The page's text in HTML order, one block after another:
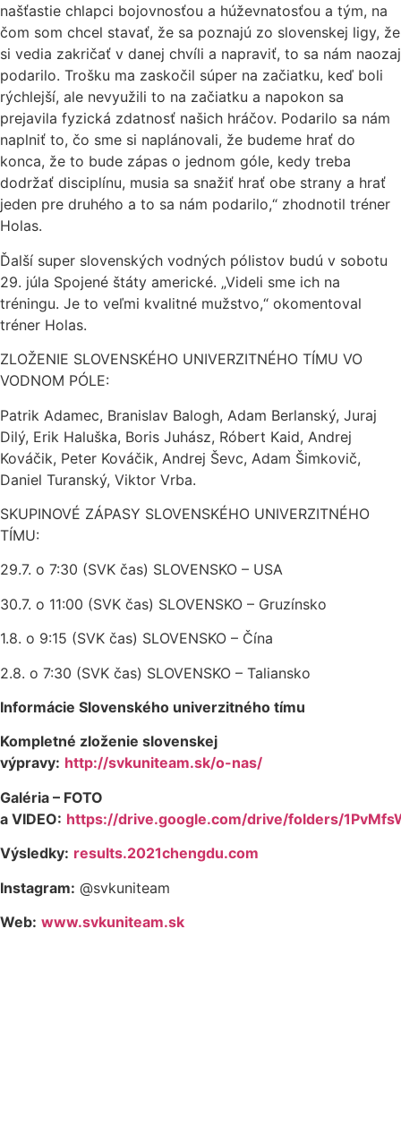
našťastie chlapci bojovnosťou a húževnatosťou a tým, na
čom som chcel stavať, že sa poznajú zo slovenskej ligy, že
si vedia zakričať v danej chvíli a napraviť, to sa nám naozaj
podarilo. Trošku ma zaskočil súper na začiatku, keď boli
rýchlejší, ale nevyužili to na začiatku a napokon sa
prejavila fyzická zdatnosť našich hráčov. Podarilo sa nám
naplniť to, čo sme si naplánovali, že budeme hrať do
konca, že to bude zápas o jednom góle, kedy treba
dodržať disciplínu, musia sa snažiť hrať obe strany a hrať
jeden pre druhého a to sa nám podarilo,“ zhodnotil tréner
Holas.
Ďalší super slovenských vodných pólistov budú v sobotu
29. júla Spojené štáty americké. „Videli sme ich na
tréningu. Je to veľmi kvalitné mužstvo,“ okomentoval
tréner Holas.
ZLOŽENIE SLOVENSKÉHO UNIVERZITNÉHO TÍMU VO
VODNOM PÓLE:
Patrik Adamec, Branislav Balogh, Adam Berlanský, Juraj
Dilý, Erik Haluška, Boris Juhász, Róbert Kaid, Andrej
Kováčik, Peter Kováčik, Andrej Ševc, Adam Šimkovič,
Daniel Turanský, Viktor Vrba.
SKUPINOVÉ ZÁPASY SLOVENSKÉHO UNIVERZITNÉHO
TÍMU:
29.7. o 7:30 (SVK čas) SLOVENSKO – USA
30.7. o 11:00 (SVK čas) SLOVENSKO – Gruzínsko
1.8. o 9:15 (SVK čas) SLOVENSKO – Čína
2.8. o 7:30 (SVK čas) SLOVENSKO – Taliansko
Informácie Slovenského univerzitného tímu
Kompletné zloženie slovenskej
výpravy: http://svkuniteam.sk/o-nas/
Galéria – FOTO
a VIDEO: https://drive.google.com/drive/folders/
Výsledky: results.2021chengdu.com
Instagram: @svkuniteam
Web: www.svkuniteam.sk